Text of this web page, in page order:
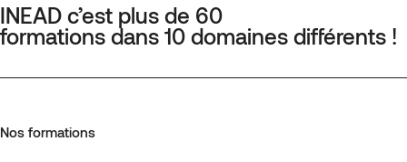
INEAD c’est plus de 60
formations dans 10 domaines différents !
Nos formations